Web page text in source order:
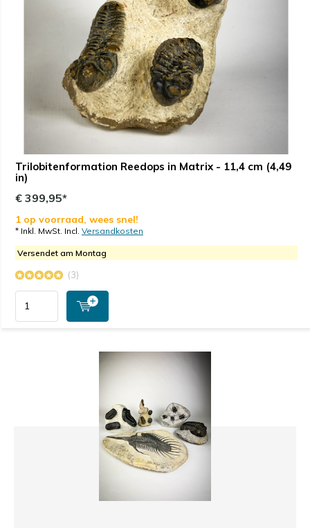
Trilobitenformation Reedops in Matrix - 11,4 cm (4,49
in)
€ 399,95*
1 op voorraad, wees snel!
* Inkl. MwSt. Incl. Versandkosten
Versendet am Montag
(3)